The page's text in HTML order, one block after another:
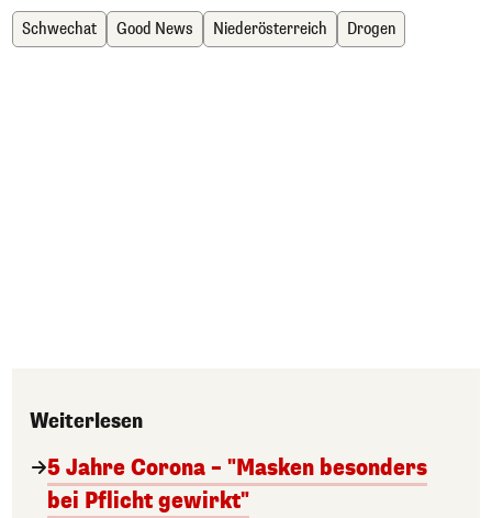
Schwechat Good News Niederösterreich Drogen
Weiterlesen
5 Jahre Corona – "Masken besonders
bei Pflicht gewirkt"